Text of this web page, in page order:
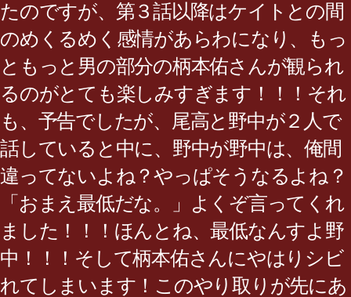
たのですが、第３話以降はケイトとの間
のめくるめく感情があらわになり、もっ
ともっと男の部分の柄本佑さんが観られ
るのがとても楽しみすぎます！！！それ
も、予告でしたが、尾高と野中が２人で
話していると中に、野中が野中は、俺間
違ってないよね？やっぱそうなるよね？
「おまえ最低だな。」よくぞ言ってくれ
ました！！！ほんとね、最低なんすよ野
中！！！そして柄本佑さんにやはりシビ
れてしまいます！このやり取りが先にあ